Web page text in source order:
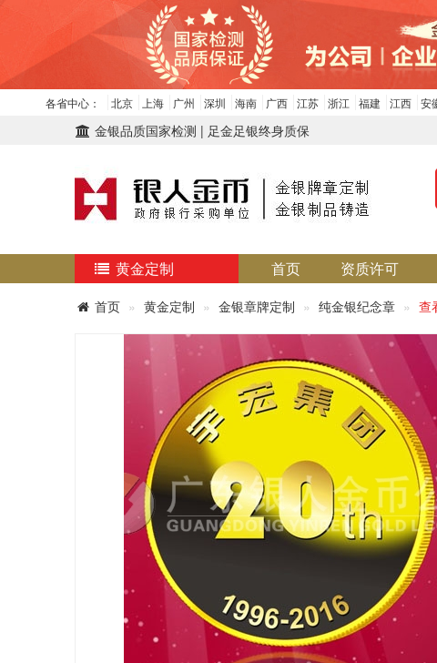
各省中心： 北京 上海 广州 深圳 海南 广西 江苏 浙江 福建 江西 安
金银品质国家检测 | 足金足银终身质保
黄金定制 首页 资质许可
首页 黄金定制 金银章牌定制 纯金银纪念章 查